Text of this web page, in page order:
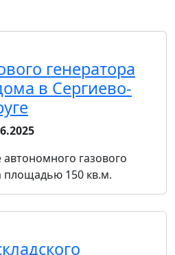
генератора
в Сергиево-
газового
площадью 150 кв.м.